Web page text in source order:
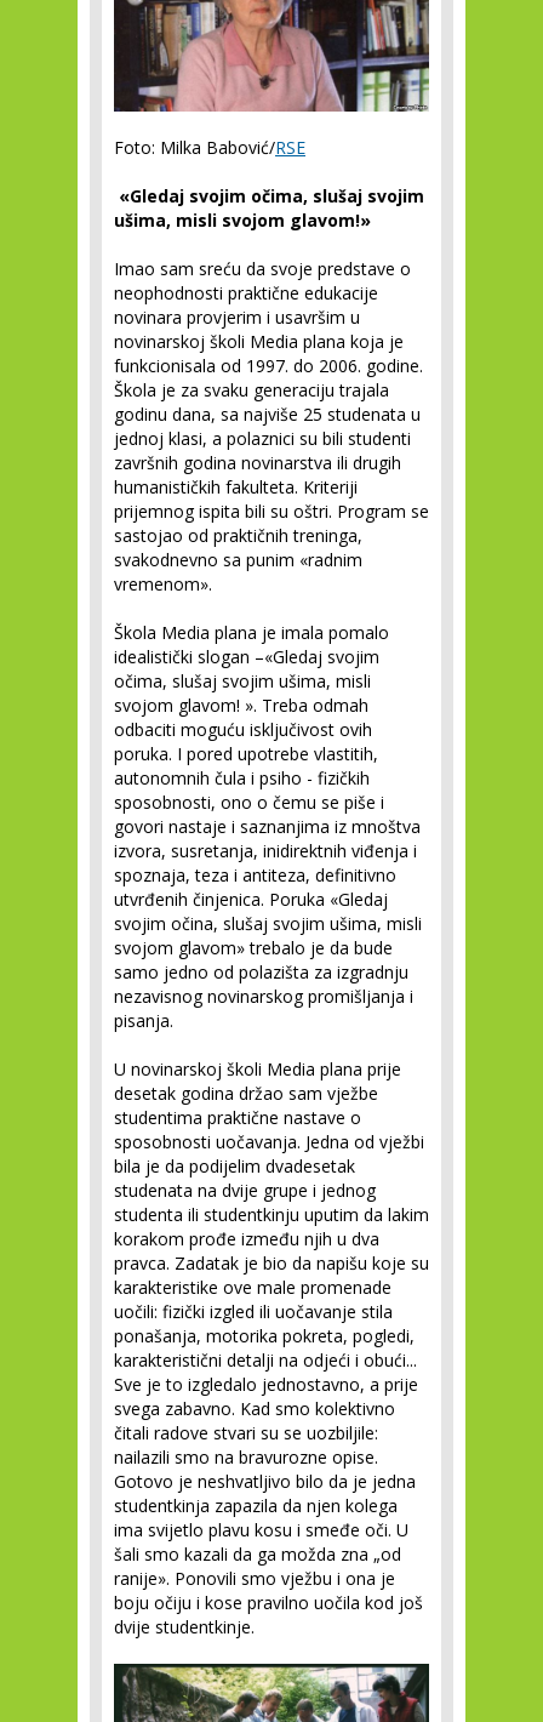
Foto: Milka Babović/RSE
«Gledaj svojim očima, slušaj svojim
ušima, misli svojom glavom!»
Imao sam sreću da svoje predstave o
neophodnosti praktične edukacije
novinara provjerim i usavršim u
novinarskoj školi Media plana koja je
funkcionisala od 1997. do 2006. godine.
Škola je za svaku generaciju trajala
godinu dana, sa najviše 25 studenata u
jednoj klasi, a polaznici su bili studenti
završnih godina novinarstva ili drugih
humanističkih fakulteta. Kriteriji
prijemnog ispita bili su oštri. Program se
sastojao od praktičnih treninga,
svakodnevno sa punim «radnim
vremenom».
Škola Media plana je imala pomalo
idealistički slogan –«Gledaj svojim
očima, slušaj svojim ušima, misli
svojom glavom! ». Treba odmah
odbaciti moguću isključivost ovih
poruka. I pored upotrebe vlastitih,
autonomnih čula i psiho - fizičkih
sposobnosti, ono o čemu se piše i
govori nastaje i saznanjima iz mnoštva
izvora, susretanja, inidirektnih viđenja i
spoznaja, teza i antiteza, definitivno
utvrđenih činjenica. Poruka «Gledaj
svojim očina, slušaj svojim ušima, misli
svojom glavom» trebalo je da bude
samo jedno od polazišta za izgradnju
nezavisnog novinarskog promišljanja i
pisanja.
U novinarskoj školi Media plana prije
desetak godina držao sam vježbe
studentima praktične nastave o
sposobnosti uočavanja. Jedna od vježbi
bila je da podijelim dvadesetak
studenata na dvije grupe i jednog
studenta ili studentkinju uputim da lakim
korakom prođe između njih u dva
pravca. Zadatak je bio da napišu koje su
karakteristike ove male promenade
uočili: fizički izgled ili uočavanje stila
ponašanja, motorika pokreta, pogledi,
karakteristični detalji na odjeći i obući...
Sve je to izgledalo jednostavno, a prije
svega zabavno. Kad smo kolektivno
čitali radove stvari su se uozbiljile:
nailazili smo na bravurozne opise.
Gotovo je neshvatljivo bilo da je jedna
studentkinja zapazila da njen kolega
ima svijetlo plavu kosu i smeđe oči. U
šali smo kazali da ga možda zna „od
ranije». Ponovili smo vježbu i ona je
boju očiju i kose pravilno uočila kod još
dvije studentkinje.